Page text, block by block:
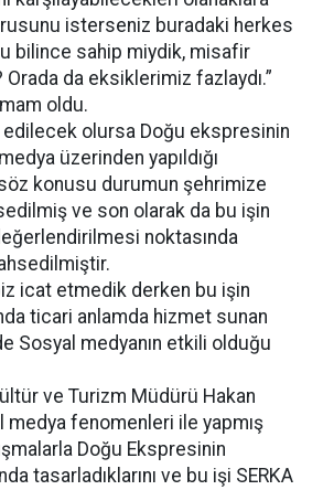
isterseniz buradaki herkes
bilince sahip miydik, misafir
Orada da eksiklerimiz fazlaydı.”
oldu.
edilecek olursa Doğu ekspresinin
üzerinden yapıldığı
konusu durumun şehrimize
ve son olarak da bu işin
noktasında
icat etmedik derken bu işin
ticari anlamda hizmet sunan
Sosyal medyanın etkili olduğu
ve Turizm Müdürü Hakan
medya fenomenleri ile yapmış
Doğu Ekspresinin
tasarladıklarını ve bu işi SERKA